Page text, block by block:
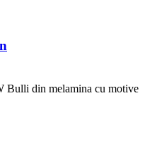
Bulli din melamina cu motive